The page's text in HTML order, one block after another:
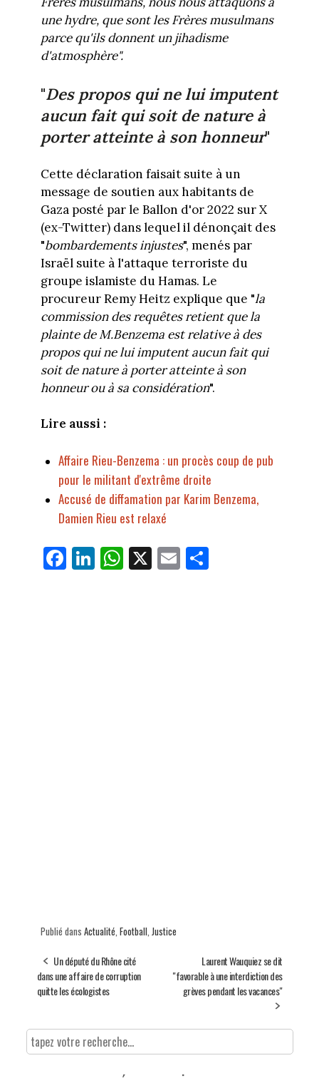
une hydre, que sont les Frères musulmans
parce qu'ils donnent un jihadisme
d'atmosphère".
"Des propos qui ne lui imputent
aucun fait qui soit de nature à
porter atteinte à son honneur"
Cette déclaration faisait suite à un
message de soutien aux habitants de
Gaza posté par le Ballon d'or 2022 sur X
(ex-Twitter) dans lequel il dénonçait des
"bombardements injustes", menés par
Israël suite à l'attaque terroriste du
groupe islamiste du Hamas. Le
procureur Remy Heitz explique que "la
commission des requêtes retient que la
plainte de M.Benzema est relative à des
propos qui ne lui imputent aucun fait qui
soit de nature à porter atteinte à son
honneur ou à sa considération".
Lire aussi :
Affaire Rieu-Benzema : un procès coup de pub
pour le militant d'extrême droite
Accusé de diffamation par Karim Benzema,
Damien Rieu est relaxé
Fa
ce
Li
nk
W
ha
X E
m
Pa
Publié dans Actualité, Football, Justice
Un député du Rhône cité
dans une affaire de corruption
quitte les écologistes
Laurent Wauquiez se dit
"favorable à une interdiction des
grèves pendant les vacances"